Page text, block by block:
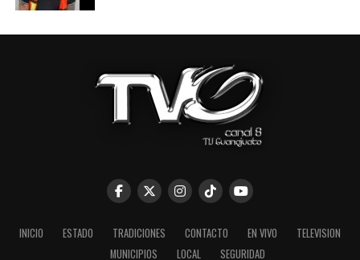
INICIO ESTADO TRADICIONES CONTACTO EN VIVO
TELEVISION
MUNICIPIOS
LOCAL SEGURIDAD